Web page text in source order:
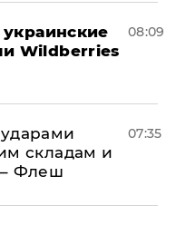
Wildberries
08:09
складам и
Флеш
07:35